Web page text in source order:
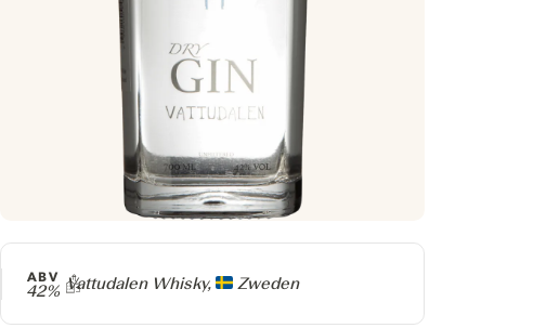
Producer
Vattudalen Whisky, Zweden
ABV
42%